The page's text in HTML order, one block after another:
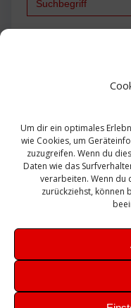
Um dir ein optimales
wie Cookies, um
zuzugreifen. Wenn du
Daten wie das
verarbeiten. Wenn du
zurückziehst, können
Sanierung SBS
Sicherung SIEM
Update Upgrade
VMWare